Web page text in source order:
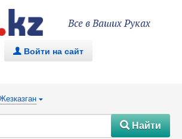
Все в Ваших Руках
. Войти на сайт
{
#Найти